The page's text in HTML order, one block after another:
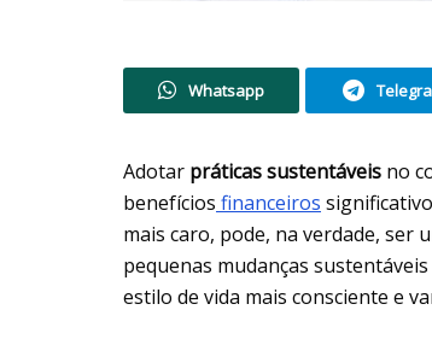
Whatsapp
Adotar práticas sustentáveis no
benefícios financeiros
mais caro, pode, na verdade, ser
pequenas mudanças
estilo de vida mais consciente e